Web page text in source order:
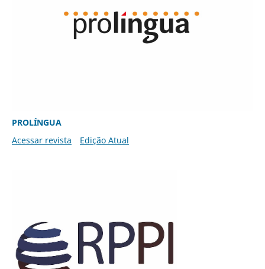
PROLÍNGUA
Acessar revista
Edição Atual